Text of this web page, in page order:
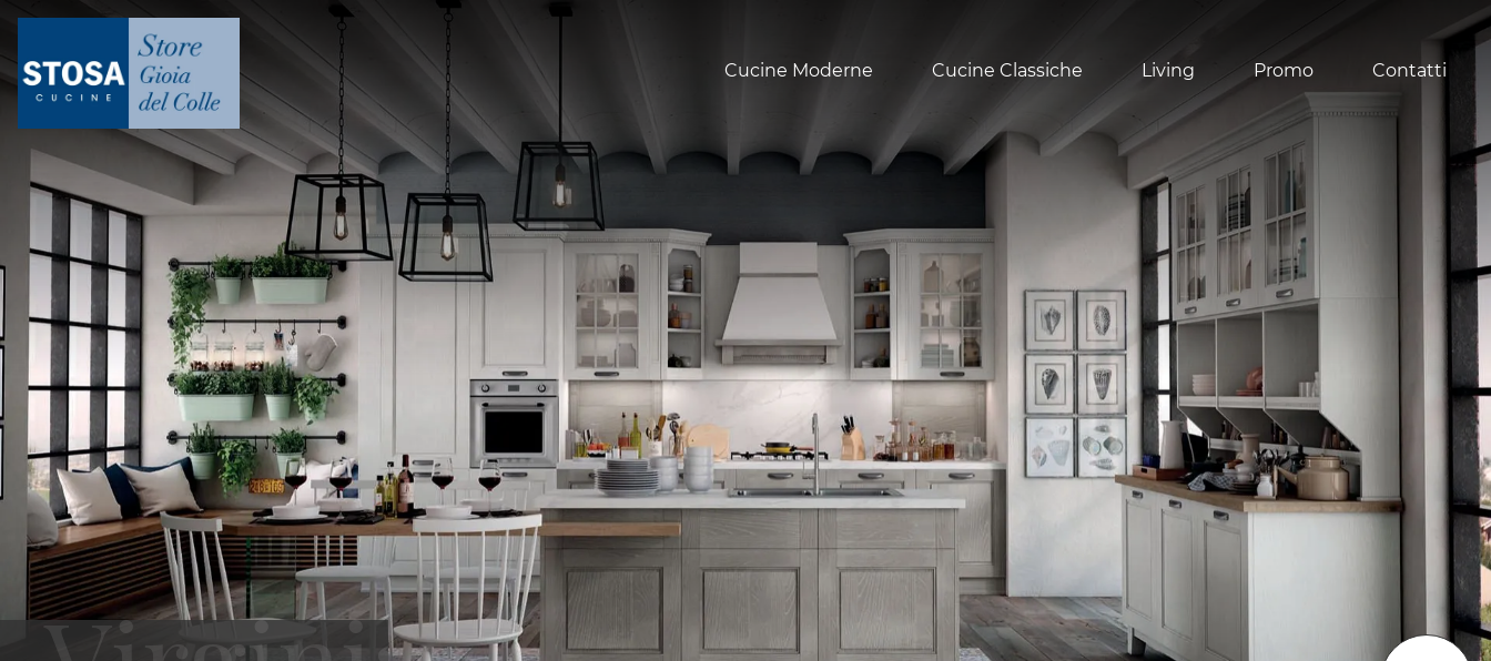
Cucine Moderne Cucine Classiche Living Promo Contatti